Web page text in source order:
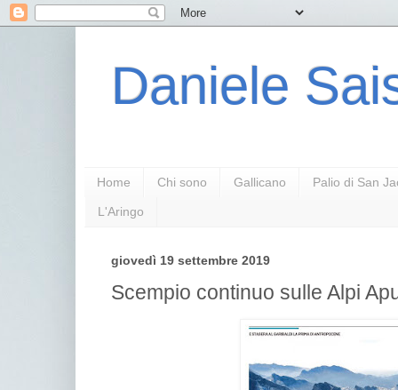
Daniele
Home Chi sono Gallicano Palio di San
L'Aringo
giovedì 19 settembre 2019
Scempio continuo sulle Alpi